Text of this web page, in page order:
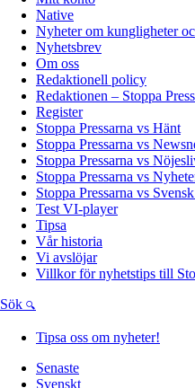
Native
Nyheter om kungligheter
Nyhetsbrev
Om oss
Redaktionell policy
Redaktionen – Stoppa
Register
Stoppa Pressarna vs Hänt
Stoppa Pressarna vs
Stoppa Pressarna vs
Stoppa Pressarna vs
Stoppa Pressarna vs
Test VI-player
Tipsa
Vår historia
Vi avslöjar
Villkor för nyhetstips till
Sök
Tipsa oss om nyheter!
Senaste
Svenskt